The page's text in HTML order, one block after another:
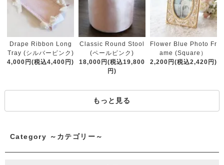
Drape Ribbon Long
Tray (シルバーピンク)
4,000円(税込4,400円)
Classic Round Stool
(ペールピンク)
18,000円(税込19,800
円)
Flower Blue Photo Fr
ame (Square）
2,200円(税込2,420円)
もっと見る
Category ～カテゴリー～